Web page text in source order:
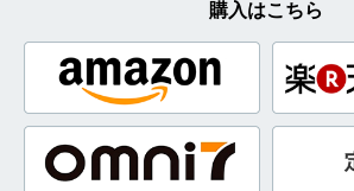
購入はこちら